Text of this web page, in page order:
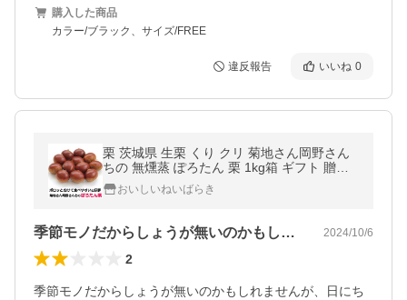
購入した商品
カラー/ブラック、サイズ/FREE
違反報告 いいね 0
栗 茨城県 生栗 くり クリ 菊地さん岡野さん
ちの 無燻蒸 ぽろたん 栗 1kg箱 ギフト 贈り
物 お取り寄せ 産地直送
おいしいねいばらき
季節モノだからしょうが無いのかもしれま… 2024/10/6
2
季節モノだからしょうが無いのかもしれませんが、日にち